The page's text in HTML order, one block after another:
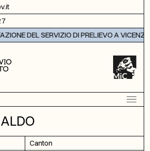
DEL SERVIZIO DI PRELIEVO A VICENZA
Canton